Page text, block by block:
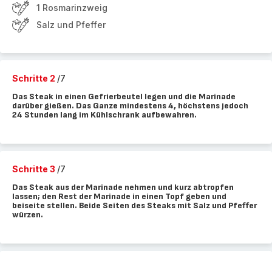
1 Rosmarinzweig
Salz und Pfeffer
Schritte 2 /7
Das Steak in einen Gefrierbeutel legen und die Marinade
darüber gießen. Das Ganze mindestens 4, höchstens jedoch
24 Stunden lang im Kühlschrank aufbewahren.
Schritte 3 /7
Das Steak aus der Marinade nehmen und kurz abtropfen
lassen; den Rest der Marinade in einen Topf geben und
beiseite stellen. Beide Seiten des Steaks mit Salz und Pfeffer
würzen.